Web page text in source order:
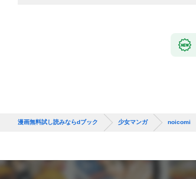
漫画無料試し読みならdブック 少女マンガ noicomi